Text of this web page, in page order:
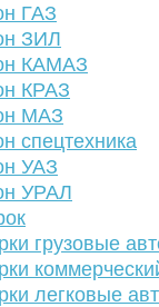
ГАЗ
ЗИЛ
КАМАЗ
КРАЗ
МАЗ
спецтехника
УАЗ
УРАЛ
грузовые
легковые